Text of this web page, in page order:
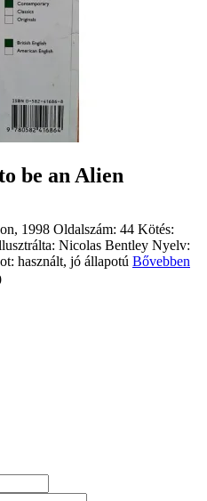
be an Alien
1998 Oldalszám: 44 Kötés:
Nicolas Bentley Nyelv:
használt, jó állapotú Bővebben